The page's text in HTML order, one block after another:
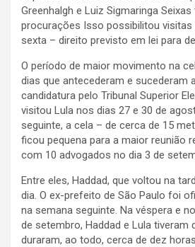
Greenhalgh e Luiz Sigmaringa
procurações Isso possibilitou visitas
sexta – direito previsto em lei para
O período de maior movimento na
dias que antecederam e sucederam
candidatura pelo Tribunal Superior
visitou Lula nos dias 27 e 30 de
seguinte, a cela – de cerca de 15
ficou pequena para a maior reunião
com 10 advogados no dia 3 de
Entre eles, Haddad, que voltou na
dia. O ex-prefeito de São Paulo foi
na semana seguinte. Na véspera e
de setembro, Haddad e Lula tiveram
duraram, ao todo, cerca de dez